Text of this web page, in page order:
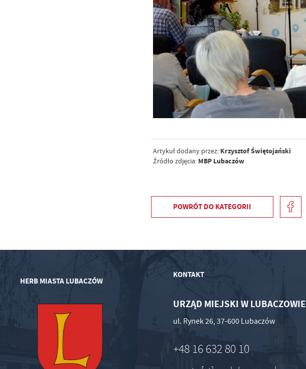
Artykuł dodany przez: Krzysztof Świętojański
Źródło zdjęcia: MBP Lubaczów
POWRÓT DO KATEGORII
HERB MIASTA LUBACZÓW
KONTAKT
URZĄD MIEJSKI W LUBACZOWIE
ul. Rynek 26, 37-600 Lubaczów
+48 16 632 80 10